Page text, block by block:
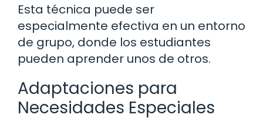
Esta técnica puede ser
especialmente efectiva en un entorno
de grupo, donde los estudiantes
pueden aprender unos de otros.
Adaptaciones para
Necesidades Especiales